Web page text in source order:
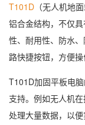
T101D （无人机地
铝合金结构，不仅
性、耐用性、防水
路快捷按钮，方便操
T101D加固平板电
支持。例如无人机
处理大量数据，以